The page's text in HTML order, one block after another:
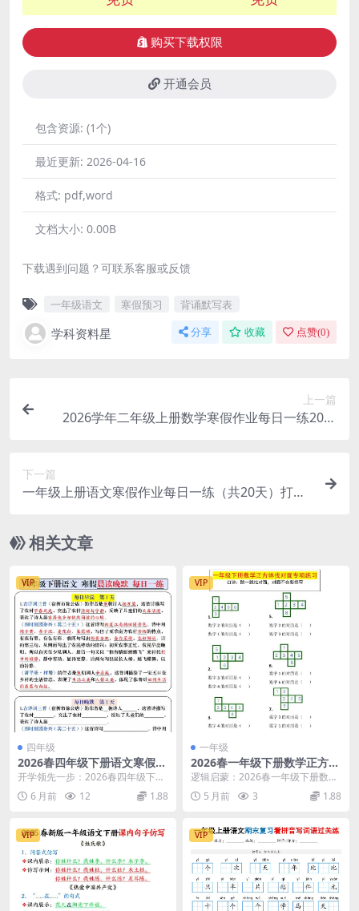
购买下载权限
开通会员
包含资源: (1个)
最近更新: 2026-04-16
格式: pdf,word
文档大小: 0.00B
下载遇到问题？可联系客服或反馈
一年级语文 寒假预习 背诵默写表
学科资料星 分享 收藏 点赞(0)
上一篇
2026学年二年级上册数学寒假作业每日一练20天
下一篇
一年级上册语文寒假作业每日一练（共20天）打卡
相关文章
VIP
四年级
2026春四年级下册语文寒假预
习必背内容每日早读晚默同步
提分精华电子版
开学领先一步：2026春四年级下册
语文寒假预习必背内容每日早读晚
默解析 大家好，...
6 月前 12 1.88
VIP
一年级
2026春一年级下册数学正方体
找对面专项练习空间观念同步
强化电子版
逻辑启蒙：2026春一年级下册数学
正方体找对面专项练习核心解析 各
位家长好，我是...
5 月前 3 1.88
VIP VIP